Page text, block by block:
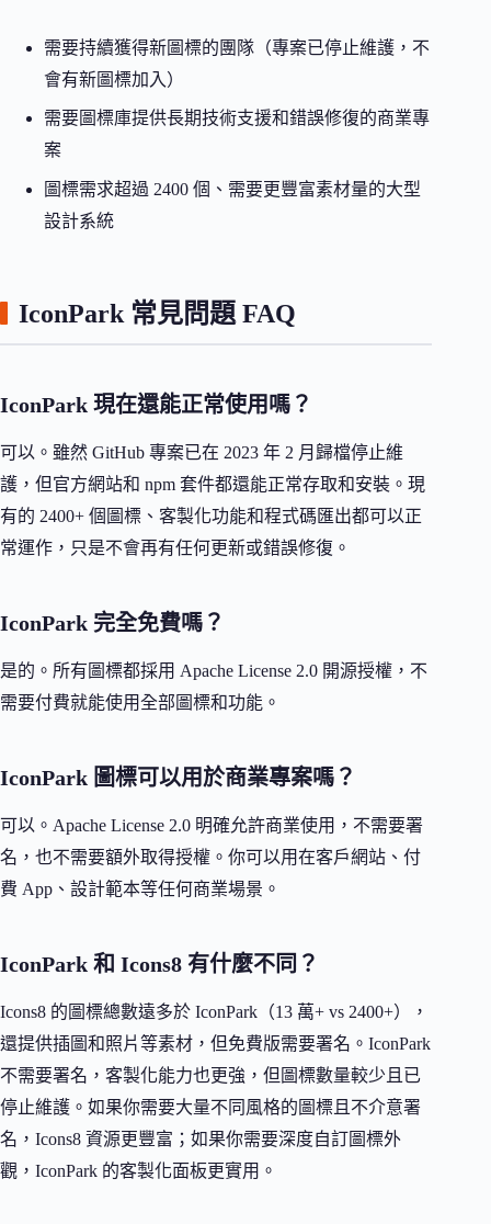
需要持續獲得新圖標的團隊（專案已停止維護，不
會有新圖標加入）
需要圖標庫提供長期技術支援和錯誤修復的商業專
案
圖標需求超過 2400 個、需要更豐富素材量的大型
設計系統
IconPark 常見問題 FAQ
IconPark 現在還能正常使用嗎？
可以。雖然 GitHub 專案已在 2023 年 2 月歸檔停止維
護，但官方網站和 npm 套件都還能正常存取和安裝。現
有的 2400+ 個圖標、客製化功能和程式碼匯出都可以正
常運作，只是不會再有任何更新或錯誤修復。
IconPark 完全免費嗎？
是的。所有圖標都採用 Apache License 2.0 開源授權，不
需要付費就能使用全部圖標和功能。
IconPark 圖標可以用於商業專案嗎？
可以。Apache License 2.0 明確允許商業使用，不需要署
名，也不需要額外取得授權。你可以用在客戶網站、付
費 App、設計範本等任何商業場景。
IconPark 和 Icons8 有什麼不同？
Icons8 的圖標總數遠多於 IconPark（13 萬+ vs 2400+），
還提供插圖和照片等素材，但免費版需要署名。IconPark
不需要署名，客製化能力也更強，但圖標數量較少且已
停止維護。如果你需要大量不同風格的圖標且不介意署
名，Icons8 資源更豐富；如果你需要深度自訂圖標外
觀，IconPark 的客製化面板更實用。